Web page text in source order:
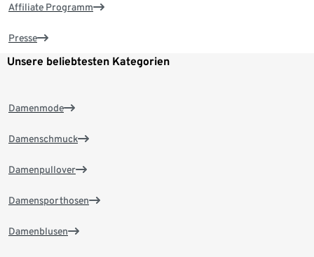
Affiliate Programm
Presse
Unsere beliebtesten Kategorien
Damenmode
Damenschmuck
Damenpullover
Damensporthosen
Damenblusen